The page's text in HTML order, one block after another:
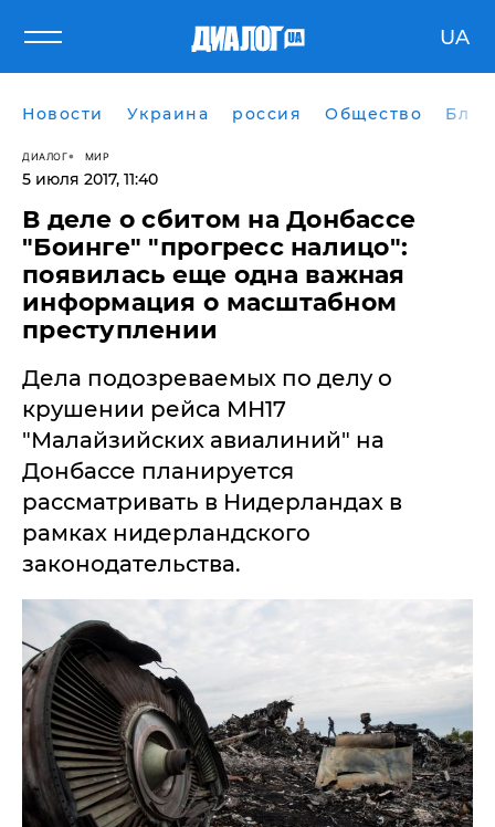
UA
Новости Украина россия Общество
ДИАЛОГ МИР
5 июля 2017, 11:40
В деле о сбитом на Донбассе
"Боинге" "прогресс налицо":
появилась еще одна важная
информация о масштабном
преступлении
Дела подозреваемых по делу о
крушении рейса МН17
"Малайзийских авиалиний" на
Донбассе планируется
рассматривать в Нидерландах в
рамках нидерландского
законодательства.